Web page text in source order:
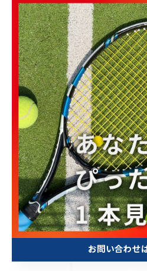
カテゴリー
全てのカテゴ
ラケットショ
ラケットショ
テニス
ソフトテニス
バドミントン
ガット
専門店
お問い合わせ